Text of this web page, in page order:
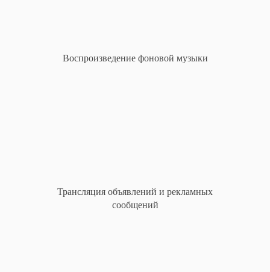
Воспроизведение фоновой музыки
Трансляция объявлений и рекламных
сообщений